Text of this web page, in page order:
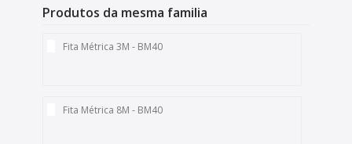
Produtos da mesma familia
Fita Métrica 3M - BM40
Fita Métrica 8M - BM40